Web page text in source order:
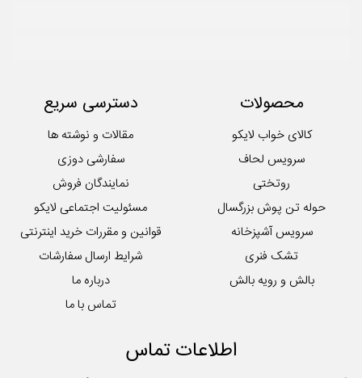
محصولات
کالای خواب لایکو
سرویس لحاف
روتختی
حوله تن پوش بزرگسال
سرویس آشپزخانه
تشک فنری
بالش و رویه بالش
دسترسی سریع
مقالات و نوشته ها
سفارشی دوزی
نمایندگان فروش
مسئولیت اجتماعی لایکو
قوانین و مقررات خرید اینترنتی
شرایط ارسال سفارشات
درباره ما
تماس با ما
اطلاعات تماس